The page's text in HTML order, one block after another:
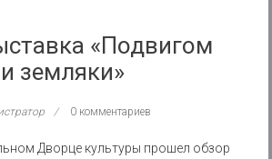
«Подвигом
земляки»
0 комментариев
Дворце культуры прошел обзор